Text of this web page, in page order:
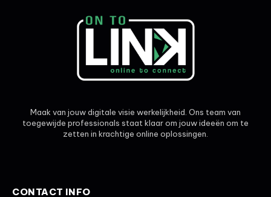
Maak van jouw digitale visie werkelijkheid. Ons team van
toegewijde professionals staat klaar om jouw ideeën om te
zetten in krachtige online oplossingen.
CONTACT INFO